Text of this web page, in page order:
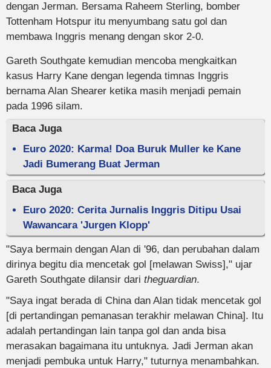
dengan Jerman. Bersama Raheem Sterling, bomber
Tottenham Hotspur itu menyumbang satu gol dan
membawa Inggris menang dengan skor 2-0.
Gareth Southgate kemudian mencoba mengkaitkan
kasus Harry Kane dengan legenda timnas Inggris
bernama Alan Shearer ketika masih menjadi pemain
pada 1996 silam.
Baca Juga
Euro 2020: Karma! Doa Buruk Muller ke Kane
Jadi Bumerang Buat Jerman
Baca Juga
Euro 2020: Cerita Jurnalis Inggris Ditipu Usai
Wawancara 'Jurgen Klopp'
"Saya bermain dengan Alan di '96, dan perubahan dalam
dirinya begitu dia mencetak gol [melawan Swiss]," ujar
Gareth Southgate dilansir dari theguardian.
"Saya ingat berada di China dan Alan tidak mencetak gol
[di pertandingan pemanasan terakhir melawan China]. Itu
adalah pertandingan lain tanpa gol dan anda bisa
merasakan bagaimana itu untuknya. Jadi Jerman akan
menjadi pembuka untuk Harry," tuturnya menambahkan.